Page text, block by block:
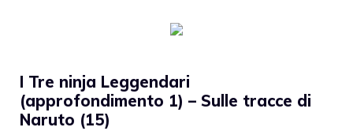
I Tre ninja Leggendari
(approfondimento 1) – Sulle tracce di
Naruto (15)